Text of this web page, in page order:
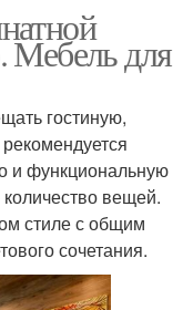
Мебель для
гостиную,
и функциональную
вещей.
стиле с общим
сочетания.